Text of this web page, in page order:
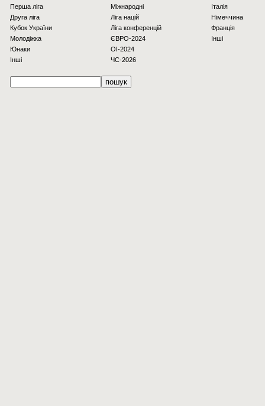
Перша ліга
Друга ліга
Кубок України
Молодіжка
Юнаки
Інші
Міжнародні
Ліга націй
Ліга конференцій
ЄВРО-2024
OI-2024
ЧС-2026
Італія
Німеччина
Франція
Інші